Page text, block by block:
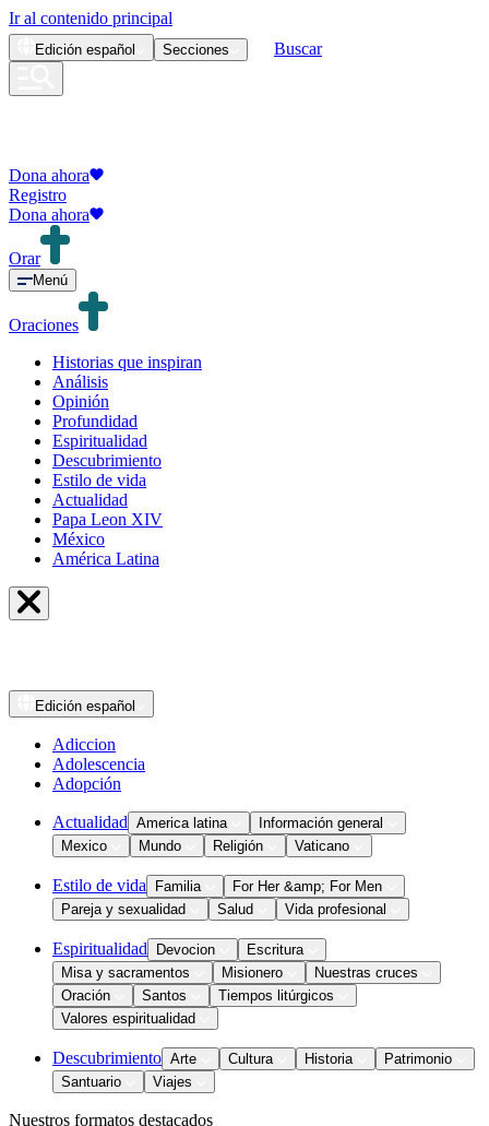
Ir al contenido principal
Edición español Secciones Buscar
Dona ahora
Registro
Dona ahora
Orar
Menú
Oraciones
Historias que inspiran
Análisis
Opinión
Profundidad
Espiritualidad
Descubrimiento
Estilo de vida
Actualidad
Papa Leon XIV
México
América Latina
Edición español
Adiccion
Adolescencia
Adopción
Actualidad America latina
Información general
Mexico
Mundo Religión Vaticano
Estilo de vida Familia
For Her &amp; For Men
Pareja y sexualidad
Salud Vida profesional
Espiritualidad Devocion
Escritura
Misa y sacramentos
Misionero
Nuestras cruces
Oración
Santos
Tiempos litúrgicos
Valores espiritualidad
Descubrimiento Arte Cultura Historia
Patrimonio
Santuario
Viajes
Nuestros formatos destacados